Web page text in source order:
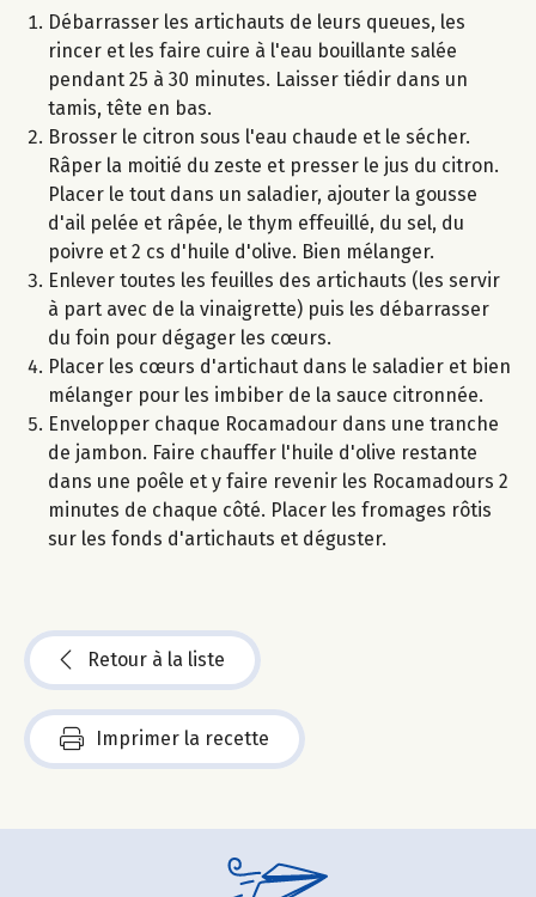
Débarrasser les artichauts de leurs queues, les
rincer et les faire cuire à l'eau bouillante salée
pendant 25 à 30 minutes. Laisser tiédir dans un
tamis, tête en bas.
Brosser le citron sous l'eau chaude et le sécher.
Râper la moitié du zeste et presser le jus du citron.
Placer le tout dans un saladier, ajouter la gousse
d'ail pelée et râpée, le thym effeuillé, du sel, du
poivre et 2 cs d'huile d'olive. Bien mélanger.
Enlever toutes les feuilles des artichauts (les servir
à part avec de la vinaigrette) puis les débarrasser
du foin pour dégager les cœurs.
Placer les cœurs d'artichaut dans le saladier et bien
mélanger pour les imbiber de la sauce citronnée.
Envelopper chaque Rocamadour dans une tranche
de jambon. Faire chauffer l'huile d'olive restante
dans une poêle et y faire revenir les Rocamadours 2
minutes de chaque côté. Placer les fromages rôtis
sur les fonds d'artichauts et déguster.
Retour à la liste
Imprimer la recette